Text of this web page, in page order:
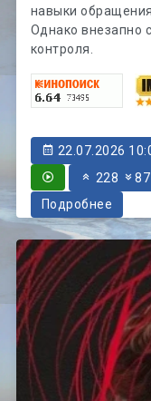
навыки
Однако внезапно
контроля.
22.07.2026
228
87
Подробнее